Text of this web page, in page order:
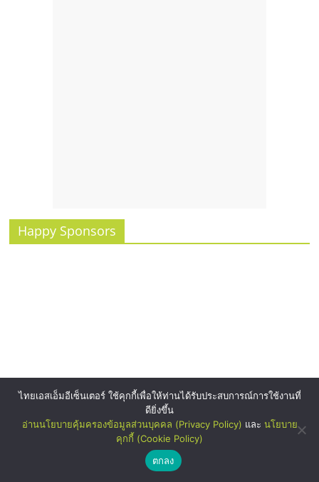
Happy Sponsors
ไทยเอสเอ็มอีเซ็นเตอร์ ใช้คุกกี้เพื่อให้ท่านได้รับประสบการณ์การใช้งานที่
ดียิ่งขึ้น
อ่านนโยบายคุ้มครองข้อมูลส่วนบุคคล (Privacy Policy) และ นโยบาย
คุกกี้ (Cookie Policy)
ตกลง